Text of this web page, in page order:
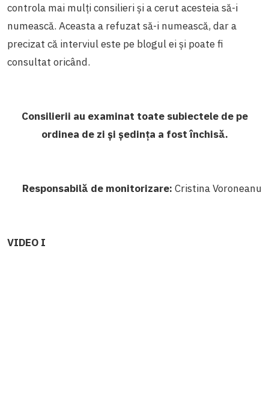
controla mai mulți consilieri și a cerut acesteia să-i
numească. Aceasta a refuzat să-i numească, dar a
precizat că interviul este pe blogul ei și poate fi
consultat oricând.
Consilierii au examinat toate subiectele de pe
ordinea de zi și ședința a fost închisă.
Responsabilă de monitorizare: Cristina Voroneanu
VIDEO I